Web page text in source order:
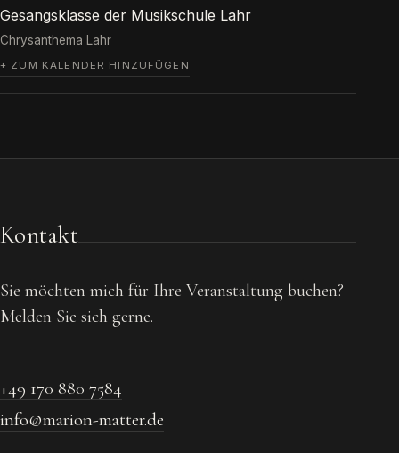
Gesangsklasse der Musikschule Lahr
Chrysanthema Lahr
+ ZUM KALENDER HINZUFÜGEN
Kontakt
Sie möchten mich für Ihre Veranstaltung buchen?
Melden Sie sich gerne.
+49 170 880 7584
info@marion-matter.de